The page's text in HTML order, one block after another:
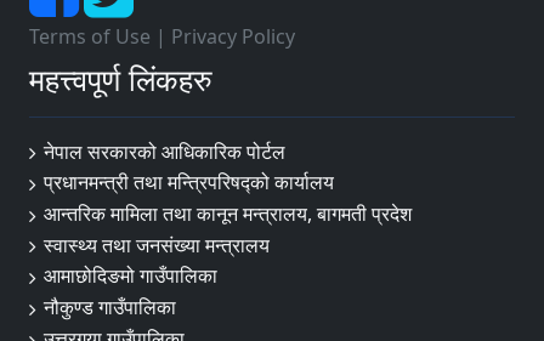
Terms of Use | Privacy Policy
महत्त्वपूर्ण लिंकहरु
नेपाल सरकारको आधिकारिक पोर्टल
प्रधानमन्त्री तथा मन्त्रिपरिषद्‍को कार्यालय
आन्तरिक मामिला तथा कानून मन्त्रालय, बागमती प्रदेश
स्वास्थ्य तथा जनसंख्या मन्त्रालय
आमाछोदिङमो गाउँपालिका
नौकुण्ड गाउँपालिका